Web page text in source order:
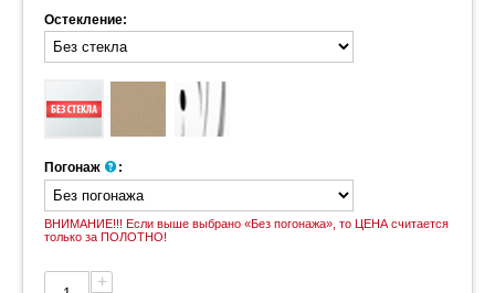
Остекление:
Погонаж :
ВНИМАНИЕ!!! Если выше выбрано «Без погонажа», то ЦЕНА считается
только за ПОЛОТНО!
+